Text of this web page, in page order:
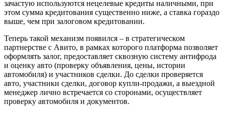
зачастую используются нецелевые кредиты наличными, при
этом сумма кредитования существенно ниже, а ставка гораздо
выше, чем при залоговом кредитовании.
Теперь такой механизм появился – в стратегическом
партнерстве с Авито, в рамках которого платформа позволяет
оформлять залог, предоставляет сквозную систему антифрода
и оценку авто (проверку объявления, цены, истории
автомобиля) и участников сделки. До сделки проверяется
авто, участники сделки, договор купли-продажи, а выездной
менеджер лично встречается со сторонами, осуществляет
проверку автомобиля и документов.